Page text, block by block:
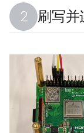
刷写并